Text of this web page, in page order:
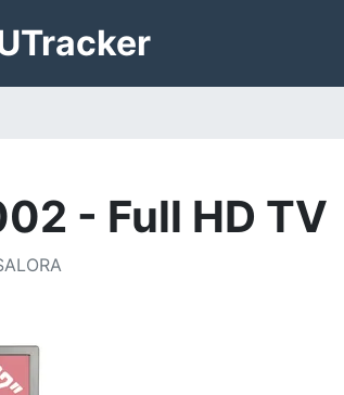
Tracker
- Full HD TV